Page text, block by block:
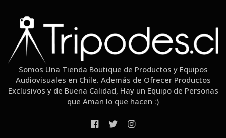
Somos Una Tienda Boutique de Productos y Equipos
Audiovisuales en Chile. Además de Ofrecer Productos
Exclusivos y de Buena Calidad, Hay un Equipo de Personas
que Aman lo que hacen :)